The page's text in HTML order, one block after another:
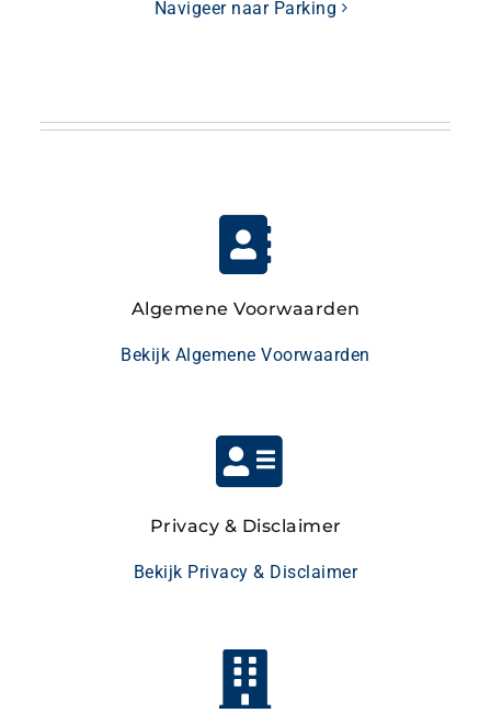
Navigeer naar Parking
Algemene Voorwaarden
Bekijk Algemene Voorwaarden
Privacy & Disclaimer
Bekijk Privacy & Disclaimer